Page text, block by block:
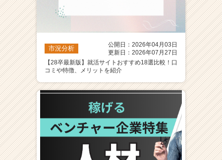
市況分析
公開日：2026年04月03日
更新日：2026年07月27日
【28卒最新版】就活サイトおすすめ18選比較！口
コミや特徴、メリットを紹介